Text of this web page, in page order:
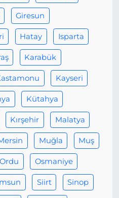
Giresun
Hatay Isparta
Karabük
Kayseri
Kütahya
Kırşehir Malatya
Muğla Muş
Ordu Osmaniye
Siirt Sinop